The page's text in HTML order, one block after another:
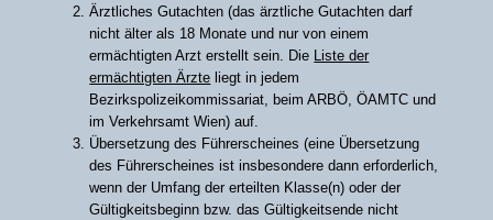
Ärztliches Gutachten (das ärztliche Gutachten darf
nicht älter als 18 Monate und nur von einem
ermächtigten Arzt erstellt sein. Die Liste der
ermächtigten Ärzte liegt in jedem
Bezirkspolizeikommissariat, beim ARBÖ, ÖAMTC und
im Verkehrsamt Wien) auf.
Übersetzung des Führerscheines (eine Übersetzung
des Führerscheines ist insbesondere dann erforderlich,
wenn der Umfang der erteilten Klasse(n) oder der
Gültigkeitsbeginn bzw. das Gültigkeitsende nicht